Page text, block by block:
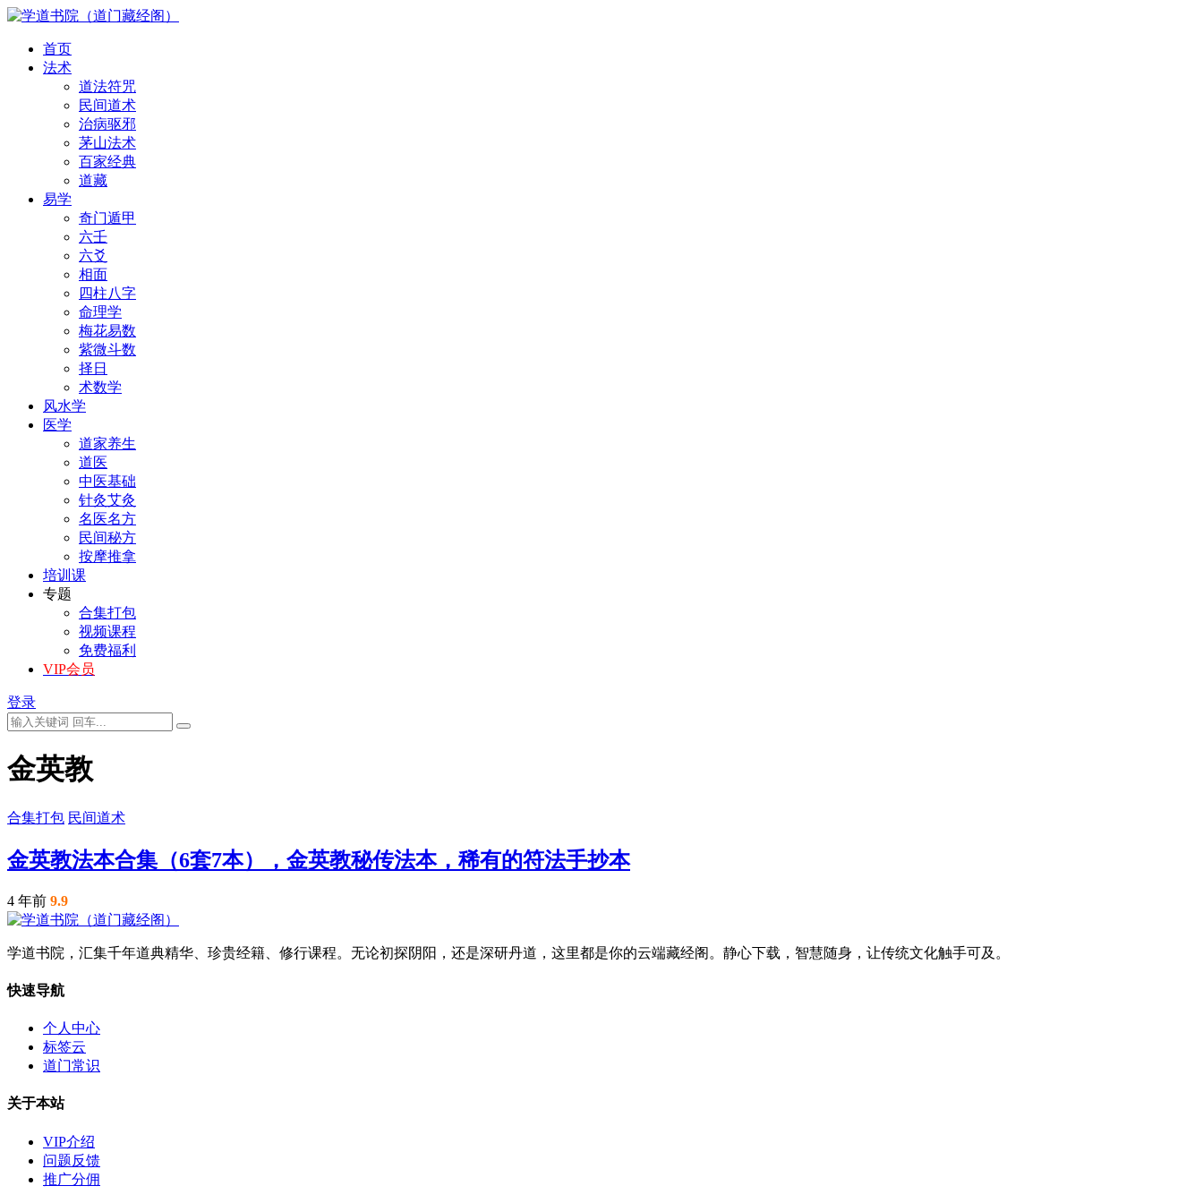
首页
法术
道法符咒
民间道术
治病驱邪
茅山法术
百家经典
道藏
易学
奇门遁甲
六壬
六爻
相面
四柱八字
命理学
梅花易数
紫微斗数
择日
术数学
风水学
医学
道家养生
道医
中医基础
针灸艾灸
名医名方
民间秘方
按摩推拿
培训课
专题
合集打包
视频课程
免费福利
VIP会员
登录
金英教
合集打包 民间道术
金英教法本合集（6套7本），金英教秘传法本，稀有的符法手抄本
4 年前 9.9
学道书院，汇集千年道典精华、珍贵经籍、修行课程。无论初探阴阳，还是深研丹道，这里都是你的云端藏经阁。静心下载，智慧随身，让传统文化触手可及。
快速导航
个人中心
标签云
道门常识
关于本站
VIP介绍
问题反馈
推广分佣